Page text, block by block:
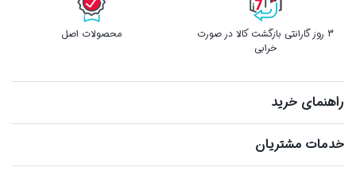
3 روز گارانتی بازگشت کالا در صورت
خرابی
محصولات اصل
راهنمای خرید
خدمات مشتریان